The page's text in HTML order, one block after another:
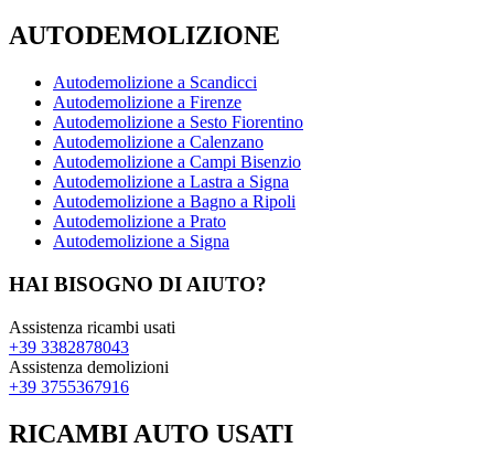
AUTODEMOLIZIONE
Autodemolizione a Scandicci
Autodemolizione a Firenze
Autodemolizione a Sesto Fiorentino
Autodemolizione a Calenzano
Autodemolizione a Campi Bisenzio
Autodemolizione a Lastra a Signa
Autodemolizione a Bagno a Ripoli
Autodemolizione a Prato
Autodemolizione a Signa
HAI BISOGNO DI AIUTO?
Assistenza ricambi usati
+39 3382878043
Assistenza demolizioni
+39 3755367916
RICAMBI AUTO USATI